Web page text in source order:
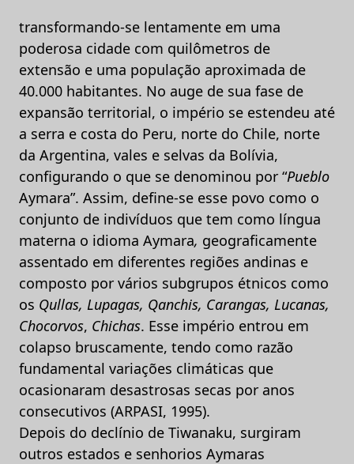
transformando-se lentamente em uma
poderosa cidade com quilômetros de
extensão e uma população aproximada de
40.000 habitantes. No auge de sua fase de
expansão territorial, o império se estendeu até
a serra e costa do Peru, norte do Chile, norte
da Argentina, vales e selvas da Bolívia,
configurando o que se denominou por “Pueblo
Aymara”. Assim, define-se esse povo como o
conjunto de indivíduos que tem como língua
materna o idioma Aymara, geograficamente
assentado em diferentes regiões andinas e
composto por vários subgrupos étnicos como
os Qullas, Lupagas, Qanchis, Carangas, Lucanas,
Chocorvos, Chichas. Esse império entrou em
colapso bruscamente, tendo como razão
fundamental variações climáticas que
ocasionaram desastrosas secas por anos
consecutivos (ARPASI, 1995).
Depois do declínio de Tiwanaku, surgiram
outros estados e senhorios Aymaras